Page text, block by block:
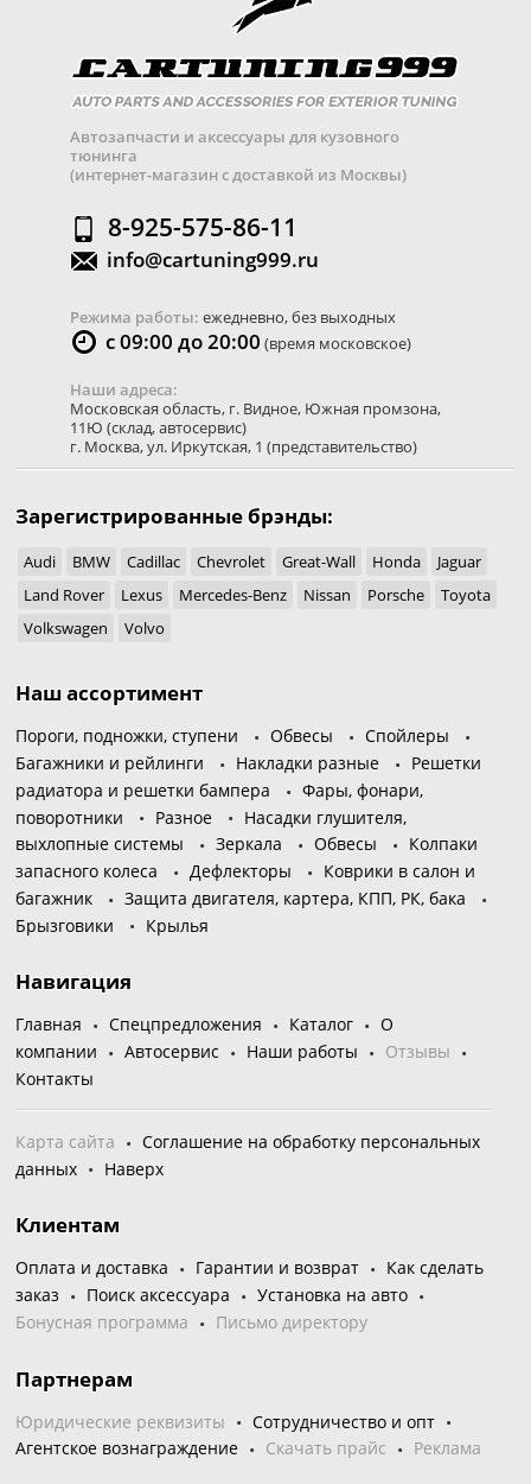
Автозапчасти и аксессуары для кузовного
тюнинга
(интернет-магазин с доставкой из Москвы)
8-925-575-86-11
info@cartuning999.ru
Режима работы: ежедневно, без выходных
с 09:00 до 20:00 (время московское)
Наши адреса:
Московская область, г. Видное, Южная промзона,
11Ю (склад, автосервис)
г. Москва,ул. Иркутская, 1 (представительство)
Зарегистрированные брэнды:
Audi BMW Cadillac Chevrolet Great-Wall Honda
Jaguar
Land Rover
Lexus Mercedes-Benz Nissan Porsche
Toyota
Volkswagen
Volvo
Наш ассортимент
Пороги, подножки, ступени Обвесы
Спойлеры
Багажники и рейлинги
Накладки разные
Решетки
радиатора и решетки бампера
Фары, фонари,
поворотники
Разное
Насадки глушителя,
выхлопные системы
Зеркала Обвесы
Колпаки
запасного колеса
Дефлекторы
Коврики в салон и
багажник
Защита двигателя, картера, КПП, РК, бака
Брызговики
Крылья
Навигация
Главная Спецпредложения Каталог
О
компании
Автосервис Наши работы
Отзывы
Контакты
Карта сайта
Соглашение на обработку персональных
данных
Наверх
Клиентам
Оплата и доставка Гарантии и возврат
Как сделать
заказ
Поиск аксессуара
Установка на авто
Бонусная программа
Письмо директору
Партнерам
Юридические реквизиты
Сотрудничество и опт
Агентское вознаграждение
Скачать прайс Реклама